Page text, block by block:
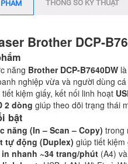
THÔNG SỐ KỸ THUẬT
Brother
năng Brother DCP-B7640DW
nghiệp vừa và người dùng
tiết kiệm giấy, kết nối linh hoạt
2 dòng giúp theo dõi trạng thái
bật
năng (In – Scan – Copy) trong
tự động (Duplex) giúp tiết
nhanh ~34 trang/phút (A4)